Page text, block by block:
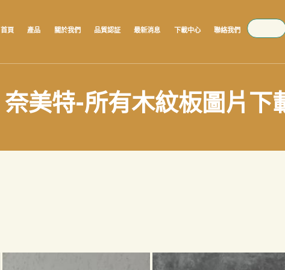
首頁 產品 關於我們 品質認証 最新消息 下載中心 聯絡我們
SEARCH
奈美特-所有木紋板圖片下